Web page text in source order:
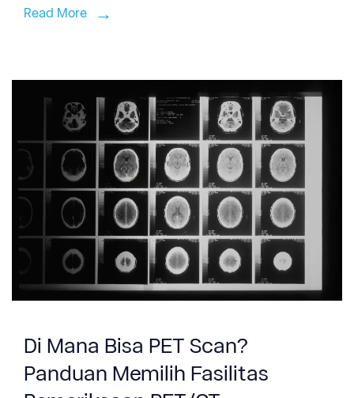
Read More
Di Mana Bisa PET Scan?
Panduan Memilih Fasilitas